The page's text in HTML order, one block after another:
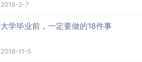
2019-2-7
大学毕业前，一定要做的18件事
2018-11-5